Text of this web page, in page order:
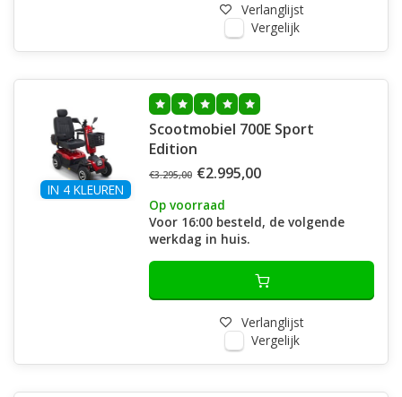
Verlanglijst
Vergelijk
IN 4 KLEUREN
Scootmobiel 700E Sport
Edition
€3.295,00 €2.995,00
Op voorraad
Voor 16:00 besteld, de volgende
werkdag in huis.
Verlanglijst
Vergelijk